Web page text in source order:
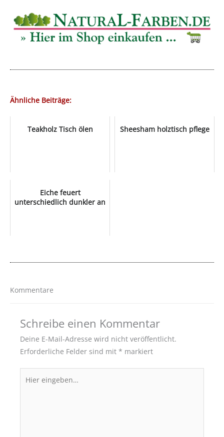
Ähnliche Beiträge:
Teakholz Tisch ölen Sheesham holztisch pflege
Eiche feuert
unterschiedlich dunkler an
Kommentare
Schreibe einen Kommentar
Deine E-Mail-Adresse wird nicht veröffentlicht.
Erforderliche Felder sind mit * markiert
eingeben…